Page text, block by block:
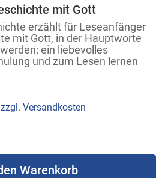
mit Gott
erzählt für Leseanfänger
mit Gott, in der Hauptworte
ein liebevolles
und zum Lesen lernen
Versandkosten
Warenkorb